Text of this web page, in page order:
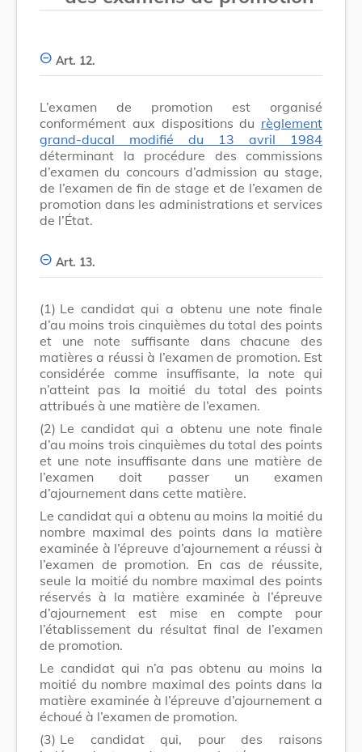
Art. 12.
L’examen de promotion est organisé
conformément aux dispositions du règlement
grand-ducal modifié du 13 avril 1984
déterminant la procédure des commissions
d’examen du concours d’admission au stage,
de l’examen de fin de stage et de l’examen de
promotion dans les administrations et services
de l’État.
Art. 13.
(1) Le candidat qui a obtenu une note finale
d’au moins trois cinquièmes du total des points
et une note suffisante dans chacune des
matières a réussi à l’examen de promotion. Est
considérée comme insuffisante, la note qui
n’atteint pas la moitié du total des points
attribués à une matière de l’examen.
(2) Le candidat qui a obtenu une note finale
d’au moins trois cinquièmes du total des points
et une note insuffisante dans une matière de
l’examen doit passer un examen
d’ajournement dans cette matière.
Le candidat qui a obtenu au moins la moitié du
nombre maximal des points dans la matière
examinée à l’épreuve d’ajournement a réussi à
l’examen de promotion. En cas de réussite,
seule la moitié du nombre maximal des points
réservés à la matière examinée à l’épreuve
d’ajournement est mise en compte pour
l’établissement du résultat final de l’examen
de promotion.
Le candidat qui n’a pas obtenu au moins la
moitié du nombre maximal des points dans la
matière examinée à l’épreuve d’ajournement a
échoué à l’examen de promotion.
(3) Le candidat qui, pour des raisons